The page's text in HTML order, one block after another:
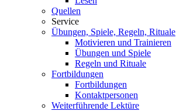
Quellen
Service
Übungen, Spiele, Regeln, Rituale
Motivieren und Trainieren
Übungen und Spiele
Regeln und Rituale
Fortbildungen
Fortbildungen
Kontaktpersonen
Weiterführende Lektüre